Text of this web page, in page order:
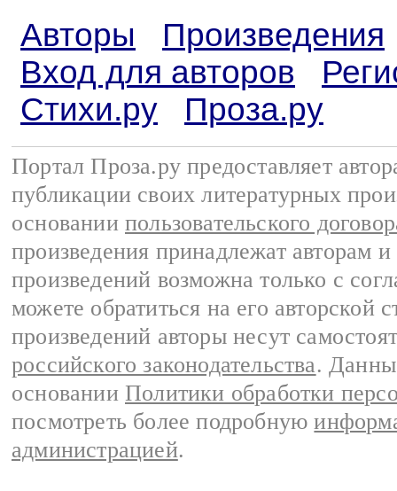
Авторы
Произведения
Вход для авторов
Стихи.ру
Проза.ру
Портал Проза.ру предоставляет
публикации своих литературных
основании пользовательского
произведения принадлежат авторам
произведений возможна только с
можете обратиться на его авторской
произведений авторы несут
российского законодательства.
основании Политики обработки
посмотреть более подробную
администрацией.